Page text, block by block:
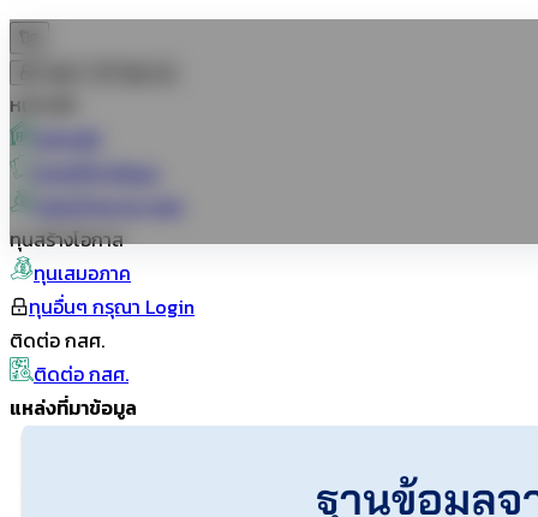
หน้าหลัก
ทุนสร้างโอกาส
ทุนเสมอภาค
ทุนอื่นๆ กรุณา Login
ติดต่อ กสศ.
ติดต่อ กสศ.
แหล่งที่มาข้อมูล